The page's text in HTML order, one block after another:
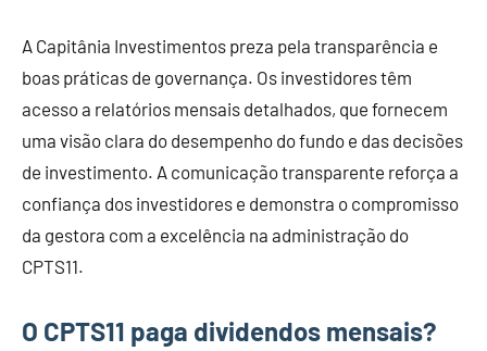
A Capitânia Investimentos preza pela transparência e
boas práticas de governança. Os investidores têm
acesso a relatórios mensais detalhados, que fornecem
uma visão clara do desempenho do fundo e das decisões
de investimento. A comunicação transparente reforça a
confiança dos investidores e demonstra o compromisso
da gestora com a excelência na administração do
CPTS11.
O CPTS11 paga dividendos mensais?